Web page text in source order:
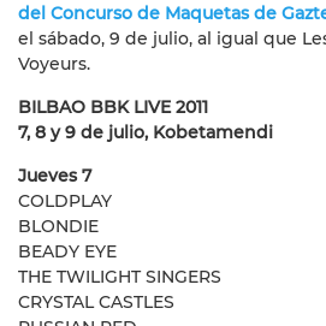
del Concurso de Maquetas de
el sábado, 9 de julio, al igual que
Voyeurs.
BILBAO BBK LIVE 2011
7, 8 y 9 de julio, Kobetamendi
Jueves 7
COLDPLAY
BLONDIE
BEADY EYE
THE TWILIGHT SINGERS
CRYSTAL CASTLES